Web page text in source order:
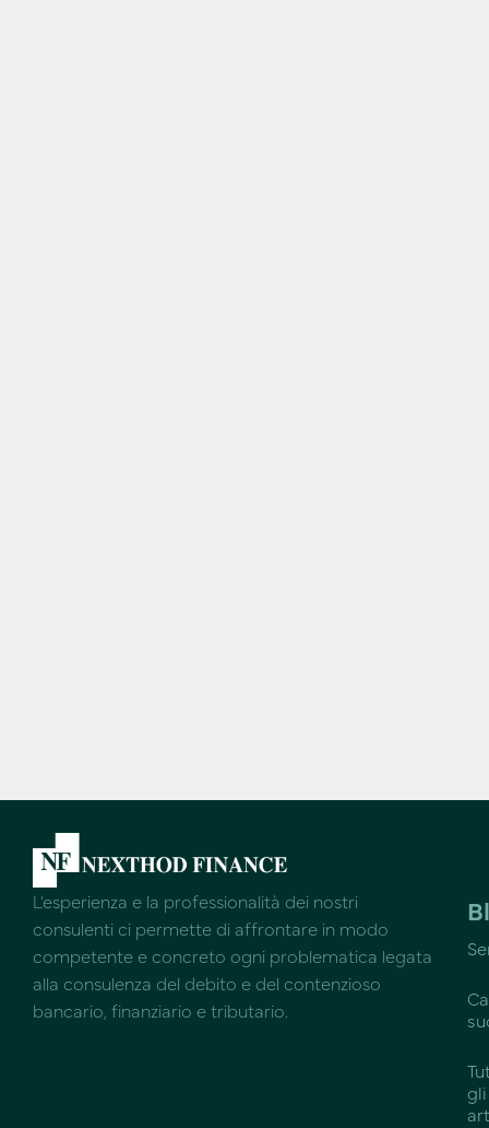
L’esperienza e la professionalità dei nostri
consulenti ci permette di affrontare in modo
competente e concreto ogni problematica legata
alla consulenza del debito e del contenzioso
bancario, finanziario e tributario.
gli